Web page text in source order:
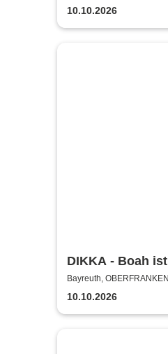
Kabarett, Komik
10.10.2026
DIKKA - Boah
Tour 2026
Bayreuth,
10.10.2026